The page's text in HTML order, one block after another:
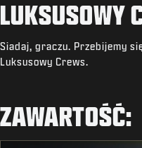
LUKSUSOWY
Siadaj, graczu. Przebijemy
Luksusowy Crews.
ZAWARTOŚĆ: